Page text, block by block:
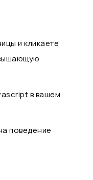
и кликаете
в вашем
поведение